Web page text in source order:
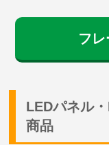
フレ
LEDパネル
商品